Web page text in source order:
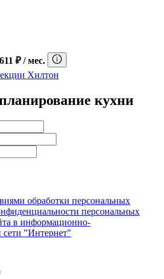
611 ₽/ мес.
Хилтон
кухни
обработки персональных
персональных
в информационно-
сети "Интернет"